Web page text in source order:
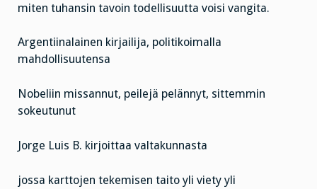
miten tuhansin tavoin todellisuutta voisi vangita.
Argentiinalainen kirjailija, politikoimalla
mahdollisuutensa
Nobeliin missannut, peilejä pelännyt, sittemmin
sokeutunut
Jorge Luis B. kirjoittaa valtakunnasta
jossa karttojen tekemisen taito yli viety yli